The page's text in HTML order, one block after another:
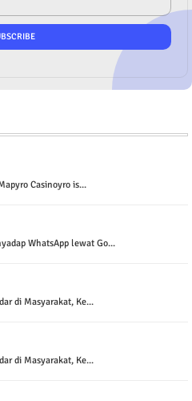
Casinoyro is...
WhatsApp lewat Go...
di Masyarakat, Ke...
di Masyarakat, Ke...